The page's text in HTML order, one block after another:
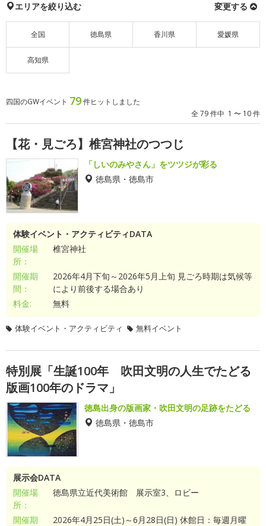
エリアを絞り込む 変更する
全国 徳島県 香川県 愛媛県
高知県
四国のGWイベント 79件ヒットしました
全 79 件中 1 〜 10 件
【花・見ごろ】椎宮神社のつつじ
「しいのみやさん」をツツジが彩る
徳島県・徳島市
体験イベント・アクティビティDATA
開催場
所：
椎宮神社
開催期
間：
2026年4月下旬～2026年5月上旬 見ごろ時期は気候等
により前後する場合あり
料金:
無料
体験イベント・アクティビティ 無料イベント
特別展「生誕100年 吹田文明の人生でたどる
版画100年のドラマ」
徳島出身の版画家・吹田文明の足跡をたどる
徳島県・徳島市
展示会DATA
開催場
所：
徳島県立近代美術館 展示室3、ロビー
開催期
2026年4月25日(土)～6月28日(日) 休館日：毎週月曜